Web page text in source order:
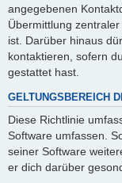
angegebenen
Übermittlung
ist. Darüber hinaus
kontaktieren, sofern
gestattet hast.
GELTUNGSBEREICH
Diese Richtlinie
Software umfassen.
seiner Software
er dich darüber